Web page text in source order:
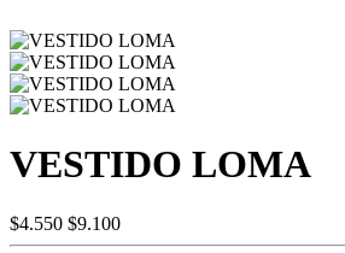
VESTIDO LOMA
$4.550 $9.100